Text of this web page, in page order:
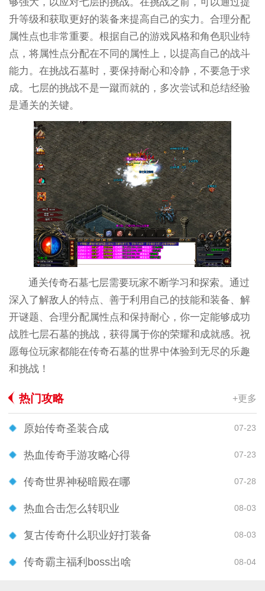
升等级和获取更好的装备来提高自己的实力。合理分配
属性点也非常重要。根据自己的游戏风格和角色职业特
点，将属性点分配在不同的属性上，以提高自己的战斗
能力。在挑战石墓时，要保持耐心和冷静，不要急于求
成。七层的挑战不是一蹴而就的，多次尝试和总结经验
是通关的关键。
通关传奇石墓七层需要玩家不断学习和探索。通过
深入了解敌人的特点、善于利用自己的技能和装备、解
开谜题、合理分配属性点和保持耐心，你一定能够成功
战胜七层石墓的挑战，获得属于你的荣耀和成就感。祝
愿每位玩家都能在传奇石墓的世界中体验到无尽的乐趣
和挑战！
热门攻略 +更多
原始传奇圣装合成 07-23
热血传奇手游攻略心得 07-23
传奇世界神秘暗殿在哪 07-28
热血合击怎么转职业 08-03
复古传奇什么职业好打装备 08-03
传奇霸主福利boss出啥 08-04